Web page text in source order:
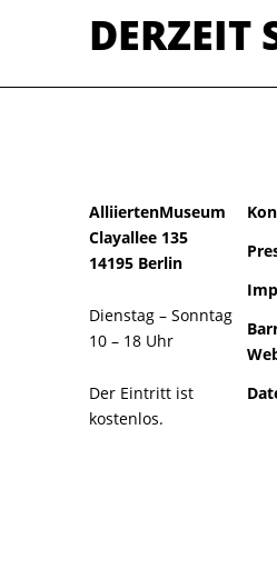
DERZEIT
AlliiertenMuseum
Clayallee 135
14195 Berlin
Dienstag – Sonntag
10 – 18 Uhr
Der Eintritt ist
kostenlos.